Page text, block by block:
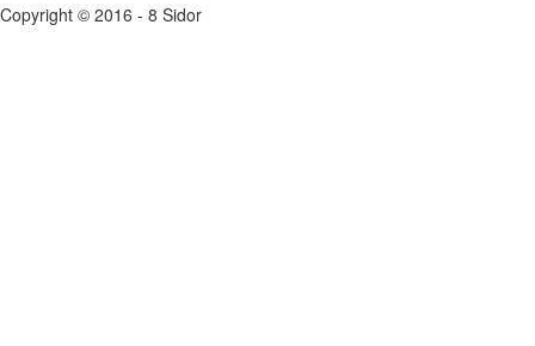
Copyright © 2016 - 8 Sidor